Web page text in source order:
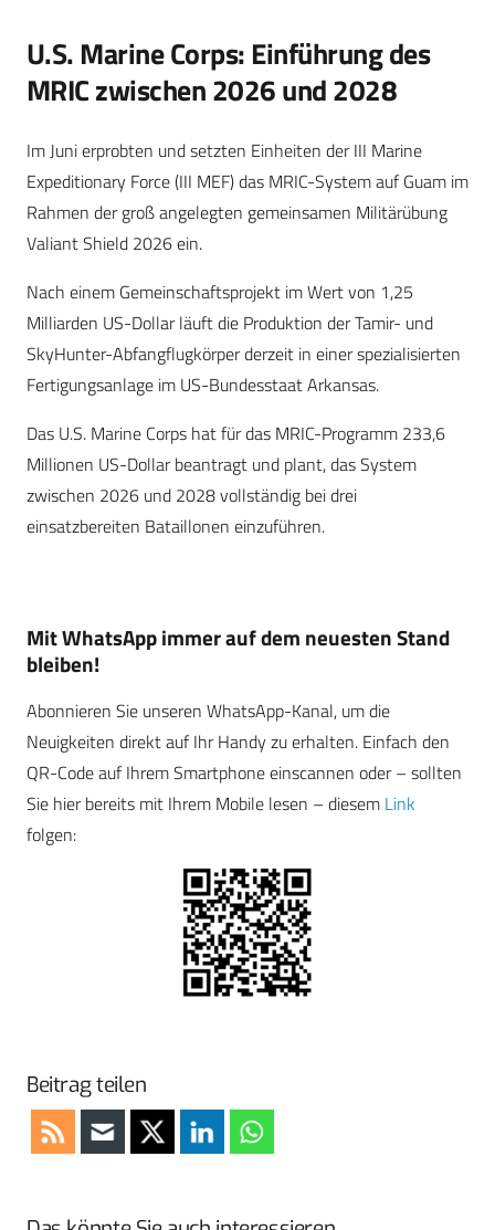
U.S. Marine Corps: Einführung des
MRIC zwischen 2026 und 2028
Im Juni erprobten und setzten Einheiten der III Marine
Expeditionary Force (III MEF) das MRIC-System auf Guam im
Rahmen der groß angelegten gemeinsamen Militärübung
Valiant Shield 2026 ein.
Nach einem Gemeinschaftsprojekt im Wert von 1,25
Milliarden US-Dollar läuft die Produktion der Tamir- und
SkyHunter-Abfangflugkörper derzeit in einer spezialisierten
Fertigungsanlage im US-Bundesstaat Arkansas.
Das U.S. Marine Corps hat für das MRIC-Programm 233,6
Millionen US-Dollar beantragt und plant, das System
zwischen 2026 und 2028 vollständig bei drei
einsatzbereiten Bataillonen einzuführen.
Mit WhatsApp immer auf dem neuesten Stand
bleiben!
Abonnieren Sie unseren WhatsApp-Kanal, um die
Neuigkeiten direkt auf Ihr Handy zu erhalten. Einfach den
QR-Code auf Ihrem Smartphone einscannen oder – sollten
Sie hier bereits mit Ihrem Mobile lesen – diesem Link
folgen:
Beitrag teilen